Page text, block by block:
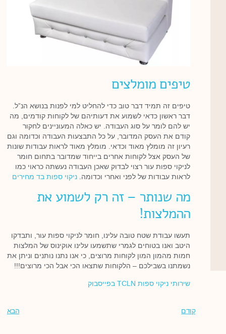
טיפים מומלצים
טיפים זה תמיד דבר טוב כדי להחליט למי לפנות בנושא הנ”ל.
דבר ראשון כדאי לשמוע את דעותיהם של לקוחות קודמים, מה
יש להם לומר על סוג העבודה. יש כאלה המעוניינים לחקור
קודם את העסק המדובר, על כל התבצעות העבודה וכדומה וגם
רעיון זה מומלץ מאוד וכדאי. מומלץ מאוד לראות עבודות שונות
של העסק אצל לקוחות אחרים בייחוד שמדובר בתחום חומר
לניקוי ספות עור רצוי לבדוק שאכן העבודה נעשתה כראוי כמו
לראות עבודות של לפני ואחרי וכדומה. ניקוי ספות בד מחירים
מה שנותר – זה רק לשמוע את
ההמלצות!
תעשו עבודת שטח טובה עלינו, חומר לניקוי ספות עור, ותבדקו
היטב ואנו בטוחים לגמרי שתשמעו עלינו אוקינוס של המלצות
חמות מהמון המון לקוחות מרוצים, כי אנו נתנו נותנים וניתן את
נשמתנו בשבילכם – הלקוחות שתצאו הכי אבל הכי מרוצים!!!
שירותי ניקוי ספות TCLN בפייסבוק
קודם הבא